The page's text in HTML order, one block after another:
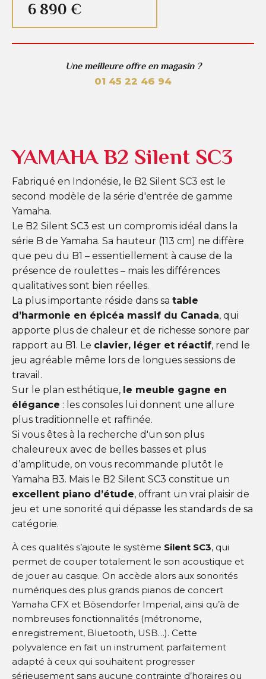
6 890 €
Une meilleure offre en magasin ?
01 45 22 46 94
YAMAHA B2 Silent SC3
Fabriqué en Indonésie, le B2 Silent SC3 est le
second modèle de la série d'entrée de gamme
Yamaha.
Le B2 Silent SC3 est un compromis idéal dans la
série B de Yamaha. Sa hauteur (113 cm) ne diffère
que peu du B1 – essentiellement à cause de la
présence de roulettes – mais les différences
qualitatives sont bien réelles.
La plus importante réside dans sa table
d’harmonie en épicéa massif du Canada, qui
apporte plus de chaleur et de richesse sonore par
rapport au B1. Le clavier, léger et réactif, rend le
jeu agréable même lors de longues sessions de
travail.
Sur le plan esthétique, le meuble gagne en
élégance : les consoles lui donnent une allure
plus traditionnelle et raffinée.
Si vous êtes à la recherche d'un son plus
chaleureux avec de belles basses et plus
d’amplitude, on vous recommande plutôt le
Yamaha B3. Mais le B2 Silent SC3 constitue un
excellent piano d’étude, offrant un vrai plaisir de
jeu et une sonorité qui dépasse les standards de sa
catégorie.
À ces qualités s’ajoute le système Silent SC3, qui
permet de couper totalement le son acoustique et
de jouer au casque. On accède alors aux sonorités
numériques des plus grands pianos de concert
Yamaha CFX et Bösendorfer Imperial, ainsi qu’à de
nombreuses fonctionnalités (métronome,
enregistrement, Bluetooth, USB…). Cette
polyvalence en fait un instrument parfaitement
adapté à ceux qui souhaitent progresser
sérieusement sans aucune contrainte d’horaires ou